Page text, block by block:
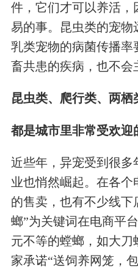
件，它们才可以养活，
易的事。昆虫类的宠
乳类宠物的病菌传播率
畜共患的疾病，也不会
昆虫类、爬行类、两栖
都是城市里非常受欢迎
近些年，异宠受到很
业也悄然崛起。在各
的售卖，也有不少线下
螂”为关键词在电商平
元不等的螳螂，如大
家承诺“送饲养网笼，包